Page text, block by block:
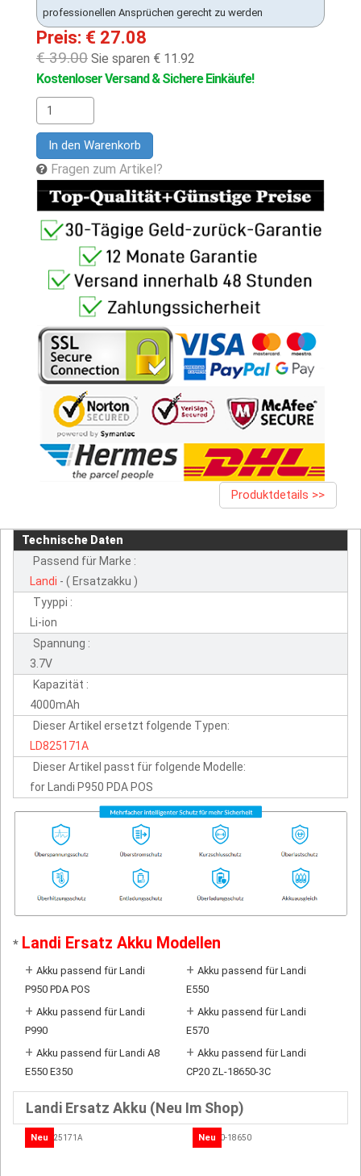
professionellen Ansprüchen gerecht zu werden
Preis: € 27.08
€ 39.00 Sie sparen € 11.92
Kostenloser Versand & Sichere Einkäufe!
In den Warenkorb
Fragen zum Artikel?
Produktdetails >>
Technische Daten
Passend für Marke :
Landi - ( Ersatzakku )
Tyyppi :
Li-ion
Spannung :
3.7V
Kapazität :
4000mAh
Dieser Artikel ersetzt folgende Typen:
LD825171A
Dieser Artikel passt für folgende Modelle:
for Landi P950 PDA POS
* Landi Ersatz Akku Modellen
+ Akku passend für Landi
P950 PDA POS
+ Akku passend für Landi
E550
+ Akku passend für Landi
P990
+ Akku passend für Landi
E570
+ Akku passend für Landi A8
E550 E350
+ Akku passend für Landi
CP20 ZL-18650-3C
Landi Ersatz Akku (Neu Im Shop)
Neu Neu